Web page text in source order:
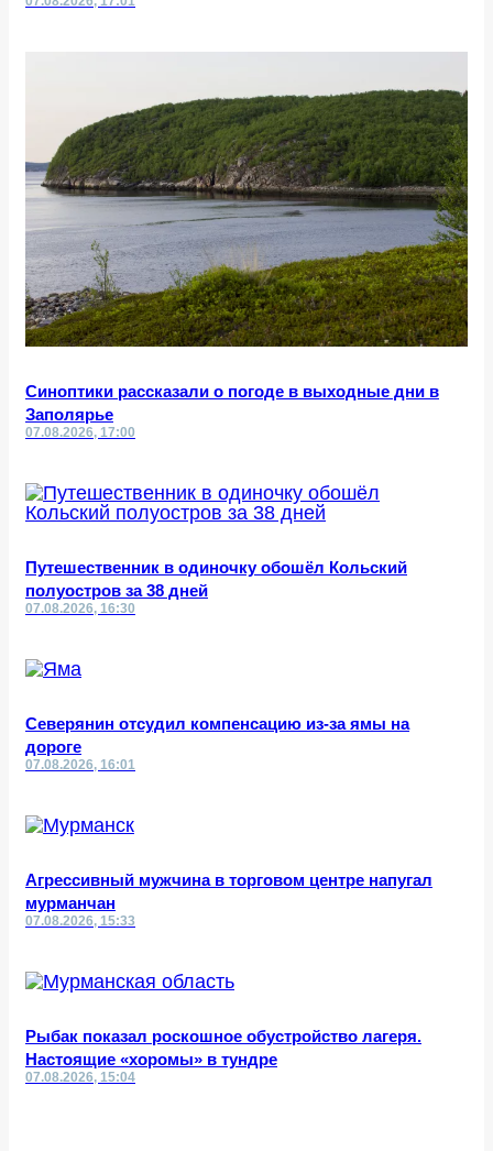
Синоптики рассказали о погоде в выходные дни в
Заполярье
07.08.2026, 17:00
Путешественник в одиночку обошёл Кольский
полуостров за 38 дней
07.08.2026, 16:30
Северянин отсудил компенсацию из-за ямы на
дороге
07.08.2026, 16:01
Агрессивный мужчина в торговом центре напугал
мурманчан
07.08.2026, 15:33
Рыбак показал роскошное обустройство лагеря.
Настоящие «хоромы» в тундре
07.08.2026, 15:04